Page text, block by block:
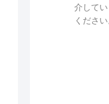
介して
ください